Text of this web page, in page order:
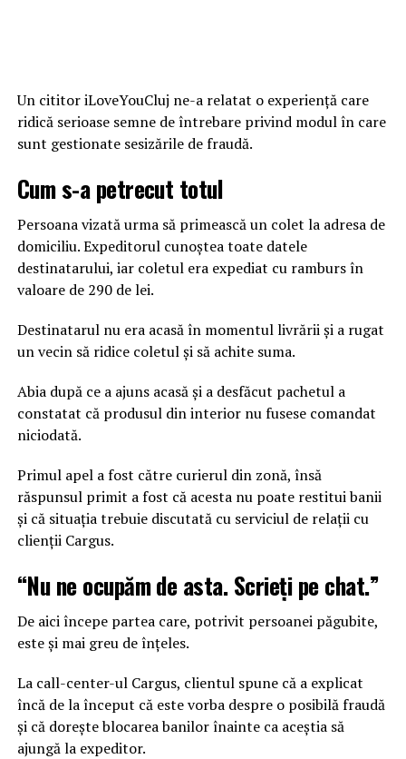
Un cititor iLoveYouCluj ne-a relatat o experiență care
ridică serioase semne de întrebare privind modul în care
sunt gestionate sesizările de fraudă.
Cum s-a petrecut totul
Persoana vizată urma să primească un colet la adresa de
domiciliu. Expeditorul cunoștea toate datele
destinatarului, iar coletul era expediat cu ramburs în
valoare de 290 de lei.
Destinatarul nu era acasă în momentul livrării și a rugat
un vecin să ridice coletul și să achite suma.
Abia după ce a ajuns acasă și a desfăcut pachetul a
constatat că produsul din interior nu fusese comandat
niciodată.
Primul apel a fost către curierul din zonă, însă
răspunsul primit a fost că acesta nu poate restitui banii
și că situația trebuie discutată cu serviciul de relații cu
clienții Cargus.
“Nu ne ocupăm de asta. Scrieți pe chat.”
De aici începe partea care, potrivit persoanei păgubite,
este și mai greu de înțeles.
La call-center-ul Cargus, clientul spune că a explicat
încă de la început că este vorba despre o posibilă fraudă
și că dorește blocarea banilor înainte ca aceștia să
ajungă la expeditor.